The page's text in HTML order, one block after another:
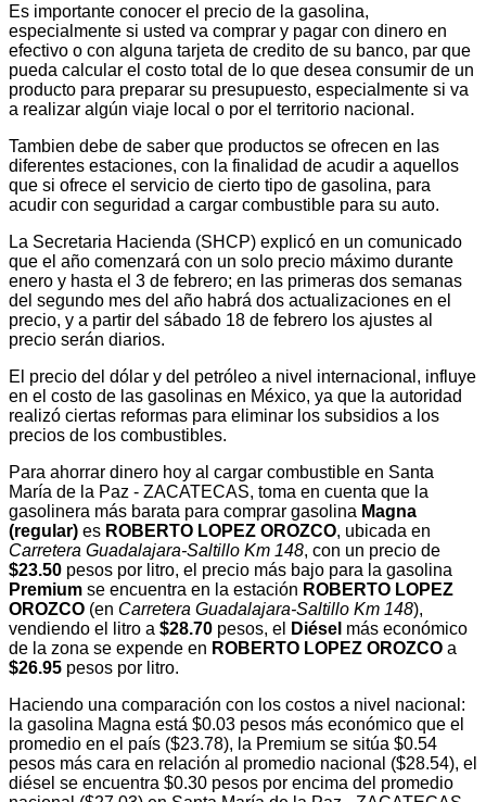
Es importante conocer el precio de la gasolina,
especialmente si usted va comprar y pagar con dinero en
efectivo o con alguna tarjeta de credito de su banco, par que
pueda calcular el costo total de lo que desea consumir de un
producto para preparar su presupuesto, especialmente si va
a realizar algún viaje local o por el territorio nacional.
Tambien debe de saber que productos se ofrecen en las
diferentes estaciones, con la finalidad de acudir a aquellos
que si ofrece el servicio de cierto tipo de gasolina, para
acudir con seguridad a cargar combustible para su auto.
La Secretaria Hacienda (SHCP) explicó en un comunicado
que el año comenzará con un solo precio máximo durante
enero y hasta el 3 de febrero; en las primeras dos semanas
del segundo mes del año habrá dos actualizaciones en el
precio, y a partir del sábado 18 de febrero los ajustes al
precio serán diarios.
El precio del dólar y del petróleo a nivel internacional, influye
en el costo de las gasolinas en México, ya que la autoridad
realizó ciertas reformas para eliminar los subsidios a los
precios de los combustibles.
Para ahorrar dinero hoy al cargar combustible en Santa
María de la Paz - ZACATECAS, toma en cuenta que la
gasolinera más barata para comprar gasolina Magna
(regular) es ROBERTO LOPEZ OROZCO, ubicada en
Carretera Guadalajara-Saltillo Km 148, con un precio de
$23.50 pesos por litro, el precio más bajo para la gasolina
Premium se encuentra en la estación ROBERTO LOPEZ
OROZCO (en Carretera Guadalajara-Saltillo Km 148),
vendiendo el litro a $28.70 pesos, el Diésel más económico
de la zona se expende en ROBERTO LOPEZ OROZCO a
$26.95 pesos por litro.
Haciendo una comparación con los costos a nivel nacional:
la gasolina Magna está $0.03 pesos más económico que el
promedio en el país ($23.78), la Premium se sitúa $0.54
pesos más cara en relación al promedio nacional ($28.54), el
diésel se encuentra $0.30 pesos por encima del promedio